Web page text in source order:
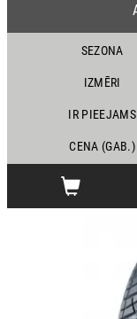
SEZONA
IZMĒRI
IR PIEEJAMS
CENA (GAB.)